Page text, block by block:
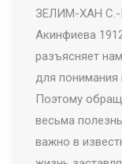
ЗЕЛИМ-ХАН С.-
Акинфиева
разъясняет
для понимания
Поэтому
весьма
важно в